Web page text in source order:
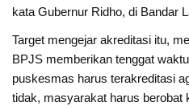
kata Gubernur Ridho, di Bandar
Target mengejar akreditasi itu,
BPJS memberikan tenggat
puskesmas harus terakreditasi
tidak, masyarakat harus berobat